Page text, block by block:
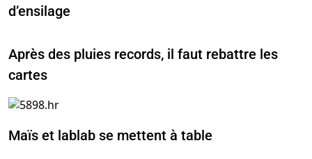
d’ensilage
Après des pluies records, il faut rebattre les
cartes
Maïs et lablab se mettent à table